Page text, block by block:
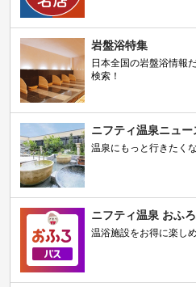
岩盤浴特集
日本全国の岩盤浴情報
検索！
ニフティ温泉ニュー
温泉にもっと行きたく
ニフティ温泉 おふ
温浴施設をお得に楽し